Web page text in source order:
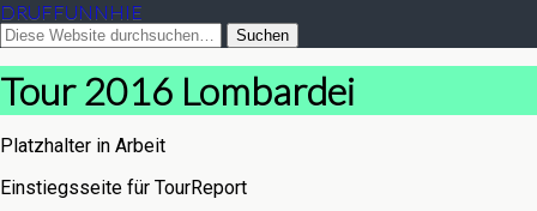
DRUFFUNNHIE
Tour 2016 Lombardei
Platzhalter in Arbeit
Einstiegsseite für TourReport